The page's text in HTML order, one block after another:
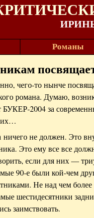
Романы
чего-то нынче
романа. Думаю,
БУКЕР-2004 за
их…
не должен. Это
Это ему все все
если для них —
90-е были кой-чем
Не над чем
шестидесятники
заимствовать.